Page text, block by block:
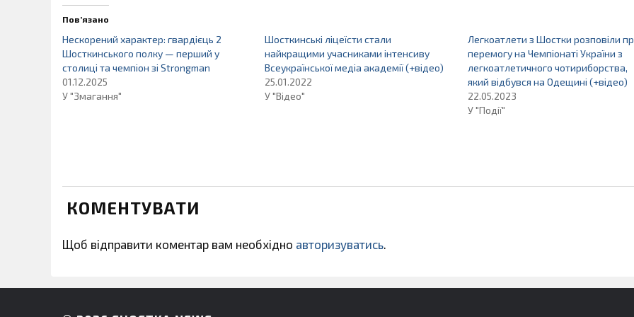
Пов’язано
Нескорений характер: гвардієць 2
Шосткинського полку — перший у
столиці та чемпіон зі Strongman
01.12.2025
У "Змагання"
Шосткинські ліцеїсти стали
найкращими учасниками інтенсиву
Всеукраїнської медіа академії (+відео)
25.01.2022
У "Відео"
Легкоатлети з Шостки розповіли
перемогу на Чемпіонаті України з
легкоатлетичного чотириборства,
який відбувся на Одещині (+відео)
22.05.2023
У "Події"
КОМЕНТУВАТИ
Щоб відправити коментар вам необхідно авторизуватись